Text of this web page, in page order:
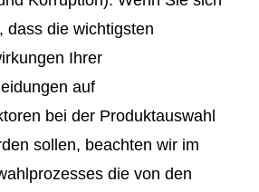
dass die wichtigsten
Ihrer
auf
bei der Produktauswahl
sollen, beachten wir im
die von den